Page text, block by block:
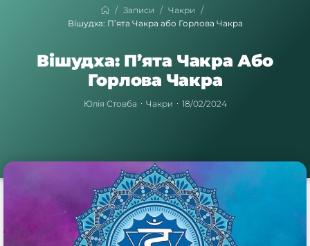
/ Записи / Чакри /
Вішудха: П’ята Чакра або Горлова Чакра
Вішудха: П’ята Чакра Або
Горлова Чакра
Юлія Стовба Чакри 18/02/2024